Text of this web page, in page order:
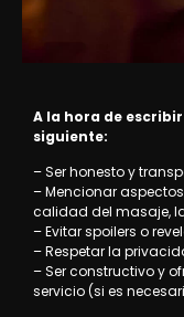
A la hora de
siguiente:
– Ser honesto y
– Mencionar
calidad del masaje,
– Evitar spoilers o
– Respetar la
– Ser constructivo y
servicio (si es